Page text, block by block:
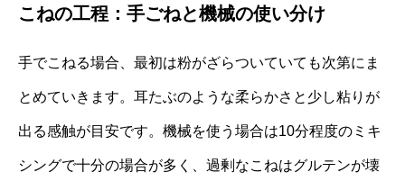
こねの工程：手ごねと機械の使い分け
手でこねる場合、最初は粉がざらついていても次第にま
とめていきます。耳たぶのような柔らかさと少し粘りが
出る感触が目安です。機械を使う場合は10分程度のミキ
シングで十分の場合が多く、過剰なこねはグルテンが壊